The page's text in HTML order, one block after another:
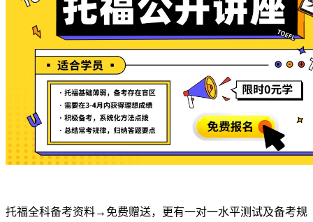
托福全科备考资料→免费赠送，更有一对一水平测试及备考规